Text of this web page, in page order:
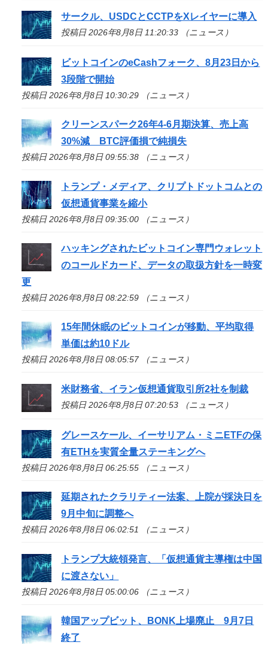
サークル、USDCとCCTPをXレイヤーに導入
投稿日 2026年8月8日 11:20:33 （ニュース）
ビットコインのeCashフォーク、8月23日から
3段階で開始
投稿日 2026年8月8日 10:30:29 （ニュース）
クリーンスパーク26年4-6月期決算、売上高
30%減 BTC評価損で純損失
投稿日 2026年8月8日 09:55:38 （ニュース）
トランプ・メディア、クリプトドットコムとの
仮想通貨事業を縮小
投稿日 2026年8月8日 09:35:00 （ニュース）
ハッキングされたビットコイン専門ウォレット
のコールドカード、データの取扱方針を一時変
更
投稿日 2026年8月8日 08:22:59 （ニュース）
15年間休眠のビットコインが移動、平均取得
単価は約10ドル
投稿日 2026年8月8日 08:05:57 （ニュース）
米財務省、イラン仮想通貨取引所2社を制裁
投稿日 2026年8月8日 07:20:53 （ニュース）
グレースケール、イーサリアム・ミニETFの保
有ETHを実質全量ステーキングへ
投稿日 2026年8月8日 06:25:55 （ニュース）
延期されたクラリティー法案、上院が採決日を
9月中旬に調整へ
投稿日 2026年8月8日 06:02:51 （ニュース）
トランプ大統領発言、「仮想通貨主導権は中国
に渡さない」
投稿日 2026年8月8日 05:00:06 （ニュース）
韓国アップビット、BONK上場廃止 9月7日
終了